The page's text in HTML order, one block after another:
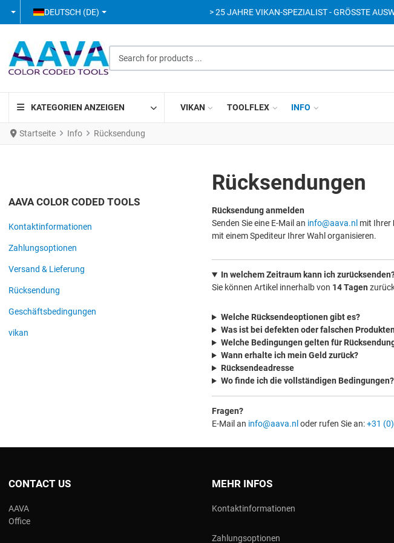
SPRACHE AUSWÄHLEN
DEUTSCH (DE) > 25 JAHRE VIKAN-SPEZIALIST - GRÖSSTE
KATEGORIEN ANZEIGEN VIKAN TOOLFLEX INFO
Startseite Info Rücksendung
AAVA COLOR CODED TOOLS
Kontaktinformationen
Zahlungsoptionen
Versand & Lieferung
Rücksendung
Geschäftsbedingungen
vikan
Rücksendungen
Rücksendung anmelden
Senden Sie eine E-Mail an info@aava.nl mit Ihrer
mit einem Spediteur Ihrer Wahl organisieren.
In welchem Zeitraum kann ich
Sie können Artikel innerhalb von 14 Tagen
Welche Rücksendeoptionen gibt es?
Was ist bei defekten oder falschen
Welche Bedingungen gelten für
Wann erhalte ich mein Geld zurück?
Rücksendeadresse
Wo finde ich die vollständigen Bedingungen?
Fragen?
E-Mail an info@aava.nl oder rufen Sie an:+31
CONTACT US
AAVA
Office
MEHR INFOS
Kontaktinformationen
Zahlungsoptionen